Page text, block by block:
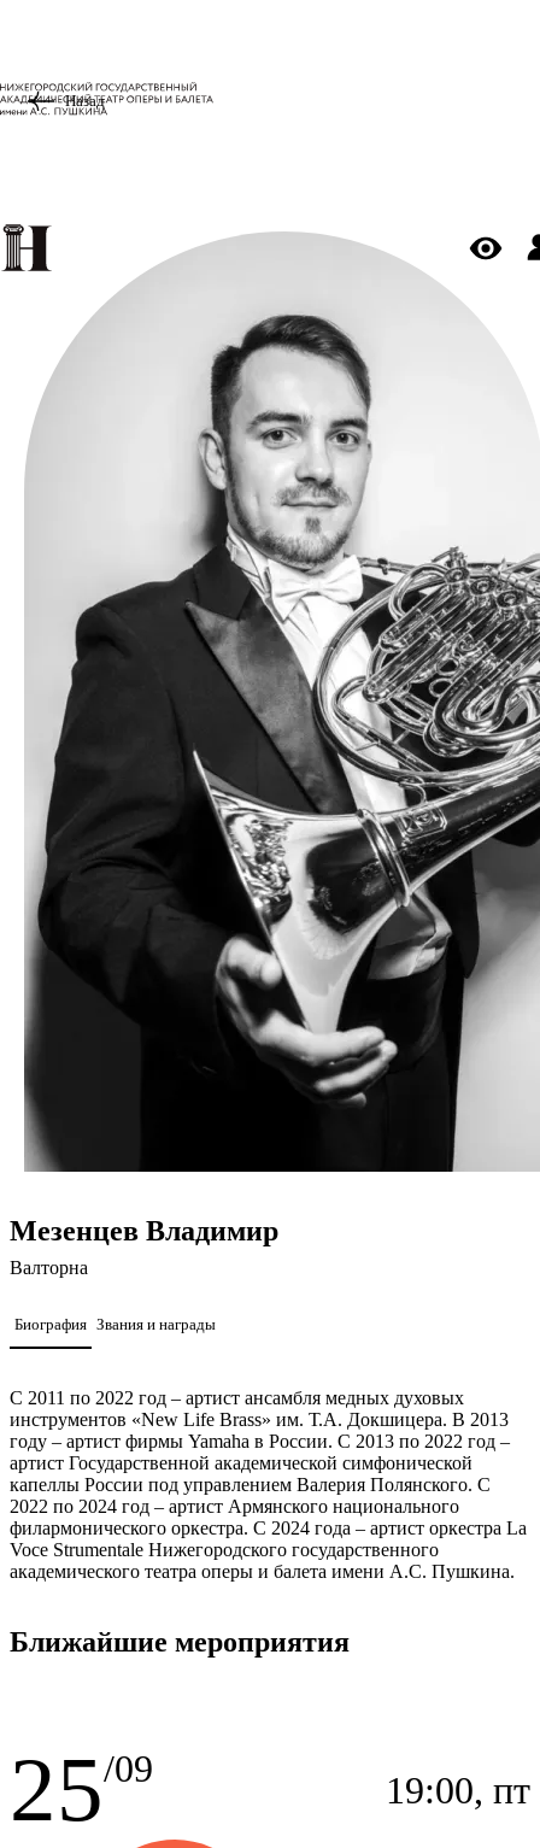
Назад
Мезенцев Владимир
Валторна
Биография Звания и награды
С 2011 по 2022 год – артист ансамбля медных духовых
инструментов «New Life Brass» им. Т.А. Докшицера. В 2013
году – артист фирмы Yamaha в России. С 2013 по 2022 год –
артист Государственной академической симфонической
капеллы России под управлением Валерия Полянского. С
2022 по 2024 год – артист Армянского национального
филармонического оркестра. С 2024 года – артист оркестра La
Voce Strumentale Нижегородского государственного
академического театра оперы и балета имени А.С. Пушкина.
Ближайшие мероприятия
25/09 19:00, пт